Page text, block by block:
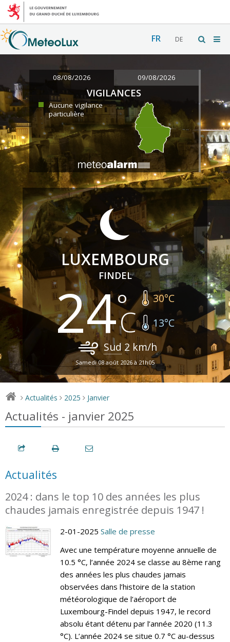
FR DE
08/08/2026 09/08/2026
VIGILANCES
Aucune vigilance
particulière
LUXEMBOURG
FINDEL
24 30°C
13°C
Sud 2 km/h
Samedi 08 août 2026 à 21h05
> Actualités > 2025 > Janvier
Actualités - janvier 2025
Actualités
2024 : dans le top 10 des années les plus
chaudes jamais enregistrée depuis 1947 !
2-01-2025 Salle de presse
Avec une température moyenne annuelle de
10.5 °C, l’année 2024 se classe au 8ème rang
des années les plus chaudes jamais
observées dans l’histoire de la station
météorologique de l’aéroport de
Luxembourg-Findel depuis 1947, le record
absolu étant détenu par l’année 2020 (11.3
°C). L’année 2024 se situe 0.7 °C au-dessus